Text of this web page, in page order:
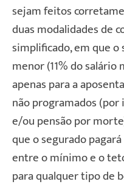
sejam feitos
duas modalidades de
simplificado, em que
menor (11% do
apenas para a
não programados
e/ou pensão por
que o segurado
entre o mínimo e o
para qualquer tipo de